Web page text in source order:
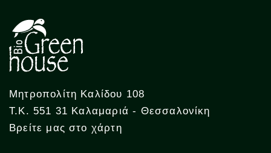
Μητροπολίτη Καλίδου 108
Τ.Κ. 551 31 Καλαμαριά - Θεσσαλονίκη
Βρείτε μας στο χάρτη